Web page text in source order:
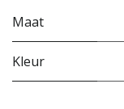
Maat
Kleur